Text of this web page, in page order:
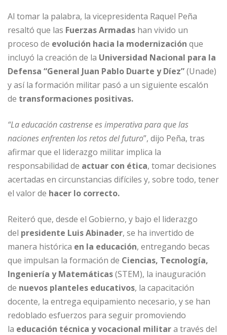
Al tomar la palabra, la vicepresidenta Raquel Peña
resaltó que las Fuerzas Armadas han vivido un
proceso de evolución hacia la modernización que
incluyó la creación de la Universidad Nacional para la
Defensa “General Juan Pablo Duarte y Díez”(Unade)
y así la formación militar pasó a un siguiente escalón
de transformaciones positivas.
“La educación castrense es imperativa para que las
naciones enfrenten los retos del futuro”, dijo Peña, tras
afirmar que el liderazgo militar implica la
responsabilidad de actuar con ética, tomar decisiones
acertadas en circunstancias difíciles y, sobre todo, tener
el valor de hacer lo correcto.
Reiteró que, desde el Gobierno, y bajo el liderazgo
del presidente Luis Abinader, se ha invertido de
manera histórica en la educación, entregando becas
que impulsan la formación de Ciencias, Tecnología,
Ingeniería y Matemáticas(STEM), la inauguración
de nuevos planteles educativos, la capacitación
docente, la entrega equipamiento necesario, y se han
redoblado esfuerzos para seguir promoviendo
la educación técnica y vocacional militara través del